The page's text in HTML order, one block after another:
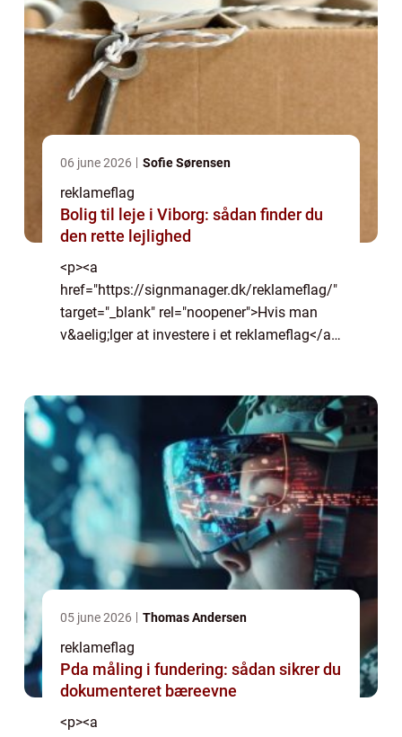
06 june 2026 Sofie Sørensen
reklameflag
Bolig til leje i Viborg: sådan finder du
den rette lejlighed
<p><a
href="https://signmanager.dk/reklameflag/"
target="_blank" rel="noopener">Hvis man
v&aelig;lger at investere i et reklameflag</a>,
05 june 2026 Thomas Andersen
reklameflag
Pda måling i fundering: sådan sikrer du
dokumenteret bæreevne
<p><a